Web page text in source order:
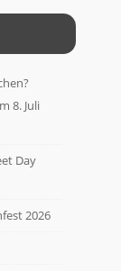
8. Juli
Day
2026